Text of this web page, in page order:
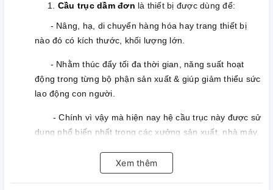
1. Cầu trục dầm đơn là thiết bị được dùng để:
- Nâng, hạ, di chuyển hàng hóa hay trang thiết bị
nào đó có kích thước, khối lượng lớn.
- Nhằm thúc đẩy tối đa thời gian, năng suất hoạt
động trong từng bộ phận sản xuất & giúp giảm thiểu sức
lao động con người.
- Chính vì vậy mà hiện nay hệ cầu trục này được sử
dụng phổ biến nhất trong các xưởng sản xuất, nhà máy,
Cầu trục dầm đơncó có đặc điểm như sau:
Xem thêm